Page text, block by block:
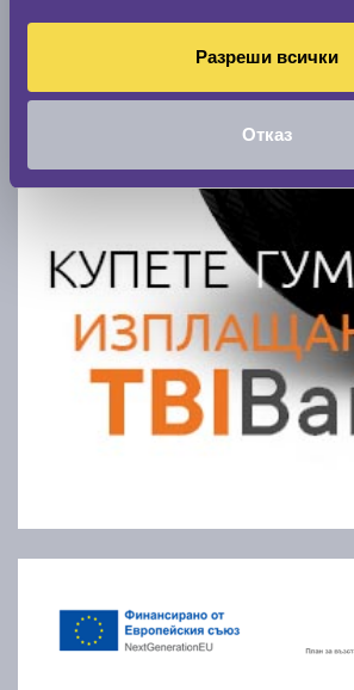
Разреши всички
Отказ